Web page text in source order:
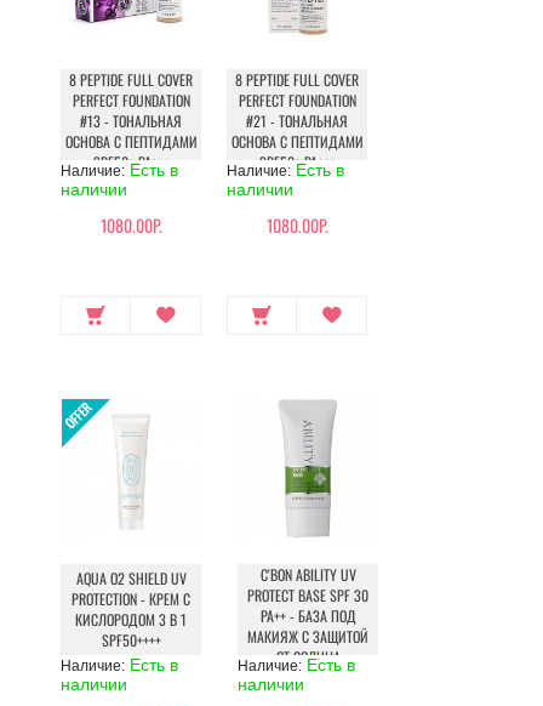
8 PEPTIDE FULL COVER
PERFECT FOUNDATION
#13 - ТОНАЛЬНАЯ
ОСНОВА С ПЕПТИДАМИ
SPF50+ PA+++
Наличие: Есть в
наличии
1080.00Р.
8 PEPTIDE FULL COVER
PERFECT FOUNDATION
#21 - ТОНАЛЬНАЯ
ОСНОВА С ПЕПТИДАМИ
SPF50+ PA+++
Наличие: Есть в
наличии
1080.00Р.
AQUA O2 SHIELD UV
PROTECTION - КРЕМ С
КИСЛОРОДОМ 3 В 1
SPF50++++
Наличие: Есть в
наличии
C'BON ABILITY UV
PROTECT BASE SPF 30
PA++ - БАЗА ПОД
МАКИЯЖ С ЗАЩИТОЙ
ОТ СОЛНЦА
Наличие: Есть в
наличии